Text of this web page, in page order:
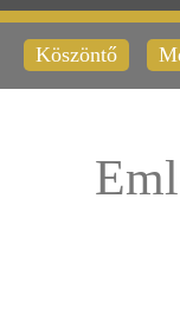
Köszöntő